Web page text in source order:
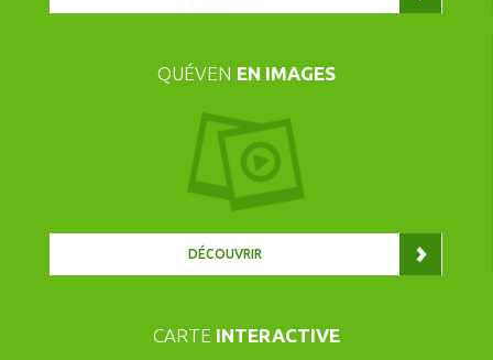
QUÉVEN EN IMAGES
DÉCOUVRIR
CARTE INTERACTIVE